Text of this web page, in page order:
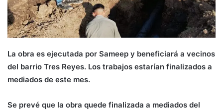
La obra es ejecutada por Sameep y beneficiará a vecinos
del barrio Tres Reyes. Los trabajos estarían finalizados a
mediados de este mes.
Se prevé que la obra quede finalizada a mediados del